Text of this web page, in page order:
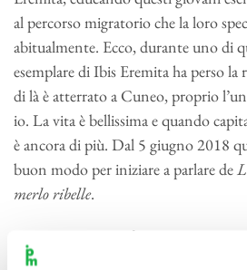
al percorso migratorio che la loro
abitualmente. Ecco, durante uno di
esemplare di Ibis Eremita ha perso
di là è atterrato a Cuneo, proprio
io. La vita è bellissima e quando
è ancora di più. Dal 5 giugno 2018
buon modo per iniziare a parlare de
merlo ribelle.
Simone Dini Gandini